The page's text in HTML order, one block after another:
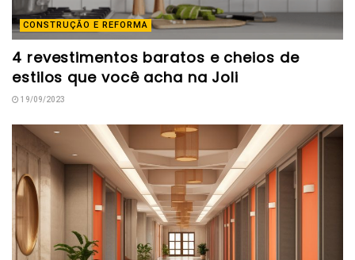
CONSTRUÇÃO E REFORMA
4 revestimentos baratos e cheios de
estilos que você acha na Joli
19/09/2023